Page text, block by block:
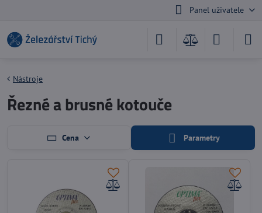
Panel uživatele
Nástroje
Řezné a brusné kotouče
Cena Parametry